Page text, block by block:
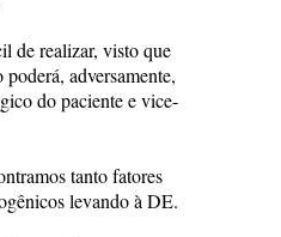
de realizar, visto que
adversamente,
do paciente e vice-
tanto fatores
levando à DE.